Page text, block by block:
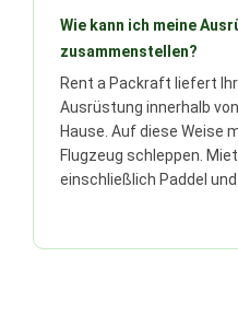
Wie kann ich meine
zusammenstellen?
Rent a Packraft liefert
Ausrüstung innerhalb
Hause. Auf diese Weise
Flugzeug schleppen.
einschließlich Paddel und